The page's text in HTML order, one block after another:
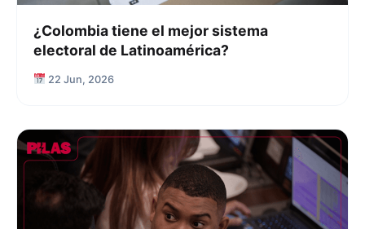
¿Colombia tiene el mejor sistema
electoral de Latinoamérica?
22 Jun, 2026